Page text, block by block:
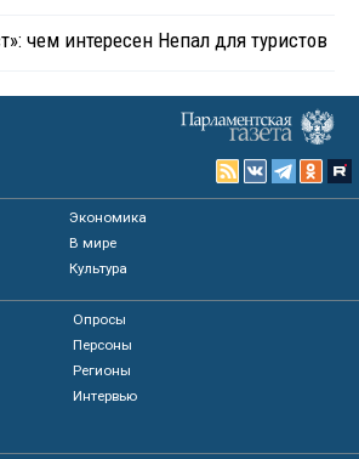
чем интересен Непал для туристов
Экономика
В мире
Культура
Опросы
Персоны
Регионы
Интервью